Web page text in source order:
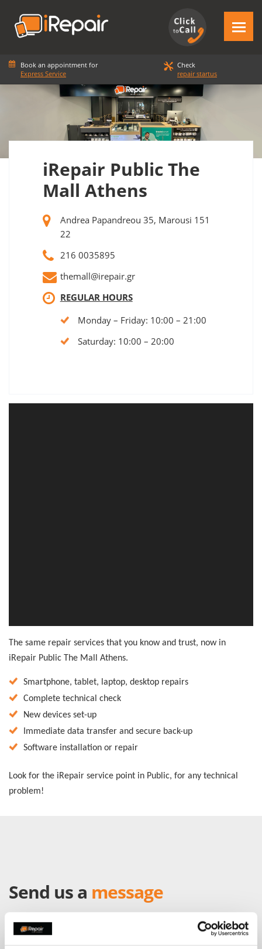
Book an appointment for
Express Service
Check
repair startus
iRepair Public The
Mall Athens
Andrea Papandreou 35, Marousi 151
22
216 0035895
themall@irepair.gr
REGULAR HOURS
Monday – Friday: 10:00 – 21:00
Saturday: 10:00 – 20:00
The same repair services that you know and trust, now in
iRepair Public The Mall Athens.
Smartphone, tablet, laptop, desktop repairs
Complete technical check
New devices set-up
Immediate data transfer and secure back-up
Software installation or repair
Look for the iRepair service point in Public, for any technical
problem!
Send us a message
Send a message with your questions, comments or feedback
directly to an iRepair store and will be in touch as soon as